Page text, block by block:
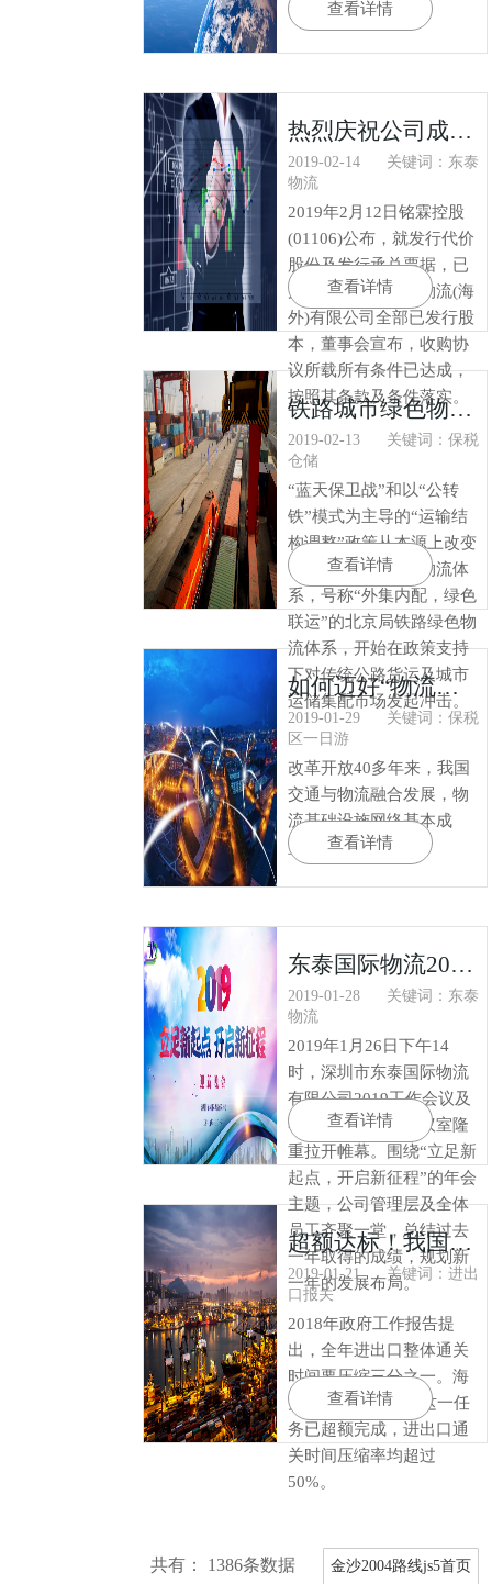
查看详情
热烈庆祝公司成功并购上市
2019-02-14
关键词：东泰
物流
2019年2月12日铭霖控股
(01106)公布，就发行代价
股份及发行承兑票据，已
完成收购东泰友邦物流(海
外)有限公司全部已发行股
本，董事会宣布，收购协
议所载所有条件已达成，
按照其条款及条件落实。
查看详情
铁路城市绿色物流正当时
2019-02-13
关键词：保税
仓储
“蓝天保卫战”和以“公转
铁”模式为主导的“运输结
构调整”政策从本源上改变
了首都北京的城市物流体
系，号称“外集内配，绿色
联运”的北京局铁路绿色物
流体系，开始在政策支持
下对传统公路货运及城市
运储集配市场发起冲击。
查看详情
如何迈好“物流强国”坚实一步？
2019-01-29
关键词：保税
区一日游
改革开放40多年来，我国
交通与物流融合发展，物
流基础设施网络基本成
型。
查看详情
东泰国际物流2019年度会议
2019-01-28
关键词：东泰
物流
2019年1月26日下午14
时，深圳市东泰国际物流
有限公司2019工作会议及
年度盛会在总部会议室隆
重拉开帷幕。围绕“立足新
起点，开启新征程”的年会
主题，公司管理层及全体
员工齐聚一堂，总结过去
一年取得的成绩，规划新
一年的发展布局。
查看详情
超额达标！我国2018年进出口通关时间压缩均超50%
2019-01-21
关键词：进出
口报关
2018年政府工作报告提
出，全年进出口整体通关
时间要压缩三分之一。海
关总署17日宣布，这一任
务已超额完成，进出口通
关时间压缩率均超过
50%。
查看详情
共有： 1386条数据 金沙2004路线js5首页